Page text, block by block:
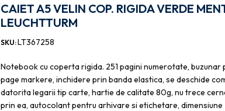
CAIET A5 VELIN COP. RIGIDA VERDE
LEUCHTTURM
SKU:LT367258
Notebook cu coperta rigida. 251 pagini numerotate, buzunar
page markere, inchidere prin banda elastica, se deschide
datorita legarii tip carte, hartie de calitate 80g, nu trece
prin ea, autocolant pentru arhivare si etichetare, dimensiune